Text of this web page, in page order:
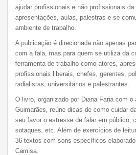
ajudar profissionais e não profissionais
apresentações, aulas, palestras e se
ambiente de trabalho.
A publicação é direcionada não apenas
com a fala, mas para quem se utiliza da
ferramenta de trabalho como atores,
profissionais liberais, chefes, gerentes,
radialistas, universitários e palestrantes.
O livro, organizado por Diana Faria com o
Guimarães, reúne dicas de como cuidar
seu favor o estresse de falar em público,
sotaques, etc. Além de exercícios de
36 textos com sons específicos
Camisa.